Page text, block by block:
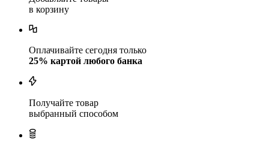
в корзину
Оплачивайте сегодня только
25% картой любого банка
Получайте товар
выбранный способом